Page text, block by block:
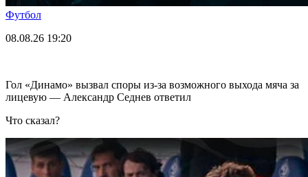
Футбол
08.08.26 19:20
Гол «Динамо» вызвал споры из-за возможного выхода мяча за
лицевую — Александр Седнев ответил
Что сказал?